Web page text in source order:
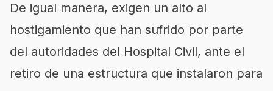
De igual manera, exigen un alto al
hostigamiento que han sufrido por parte
del autoridades del Hospital Civil, ante el
retiro de una estructura que instalaron para